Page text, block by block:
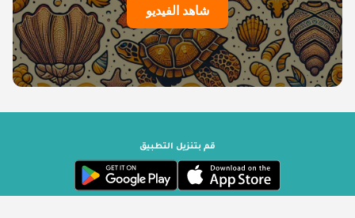
شاهد الفيديو
قم بتنزيل التطبيق